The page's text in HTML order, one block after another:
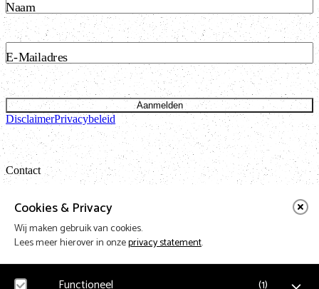
Cookies & Privacy
Wij maken gebruik van cookies.
Lees meer hierover in onzeprivacy statement.
Functioneel (1)
Naam
E-Mailadres
Aanmelden
DisclaimerPrivacybeleid
Contact
Bataviastraat 24 unit 1.13
t: 020 421 50 05 e: info@vnpf.nl